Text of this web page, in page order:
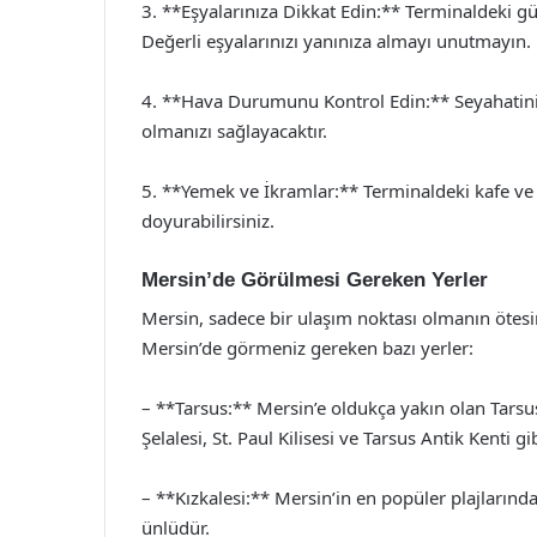
3. **Eşyalarınıza Dikkat Edin:** Terminaldeki
Değerli eşyalarınızı yanınıza almayı unutmayın.
4. **Hava Durumunu Kontrol Edin:**
olmanızı sağlayacaktır.
5. **Yemek ve İkramlar:** Terminaldeki kafe ve
doyurabilirsiniz.
Mersin’de Görülmesi Gereken Yerler
Mersin, sadece bir ulaşım noktası olmanın
Mersin’de görmeniz gereken bazı yerler:
– **Tarsus:** Mersin’e oldukça yakın olan
Şelalesi, St. Paul Kilisesi ve Tarsus Antik Kenti
– **Kızkalesi:** Mersin’in en popüler
ünlüdür.